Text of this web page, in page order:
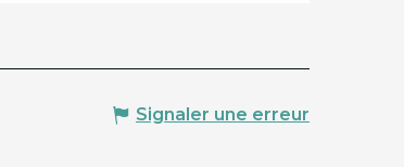
Signaler une erreur